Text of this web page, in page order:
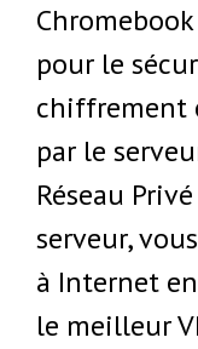
pour le
chiffrement
par le
Réseau
serveur,
à Internet
le meilleur